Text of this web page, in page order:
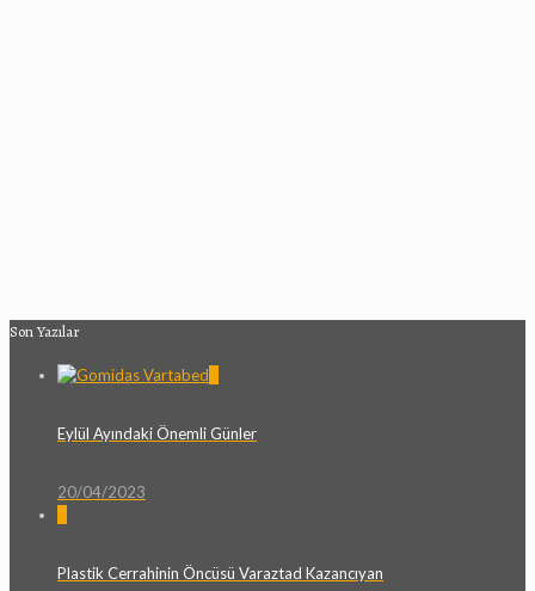
Son Yazılar
Eylül Ayındaki Önemli Günler
20/04/2023
Plastik Cerrahinin Öncüsü Varaztad Kazancıyan